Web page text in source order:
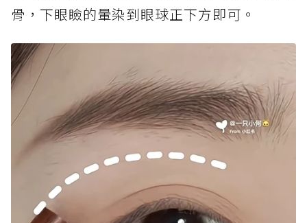
骨，下眼瞼的暈染到眼球正下方即可。